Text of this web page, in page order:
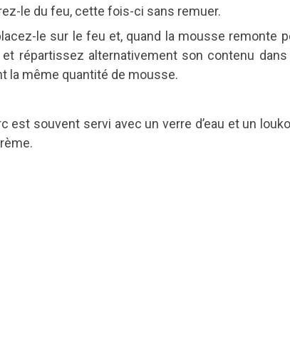
le du feu, cette fois-ci sans remuer.
le sur le feu et, quand la mousse remonte
répartissez alternativement son contenu
la même quantité de mousse.
est souvent servi avec un verre d’eau et un